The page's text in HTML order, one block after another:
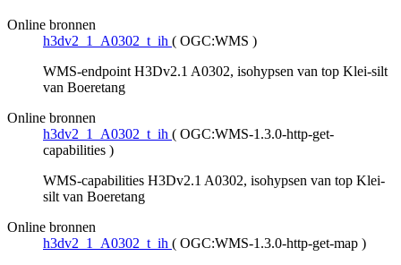
Online bronnen
h3dv2_1_A0302_t_ih ( OGC:WMS )
WMS-endpoint H3Dv2.1 A0302, isohypsen van top Klei-silt
van Boeretang
Online bronnen
h3dv2_1_A0302_t_ih ( OGC:WMS-1.3.0-http-get-
capabilities )
WMS-capabilities H3Dv2.1 A0302, isohypsen van top Klei-
silt van Boeretang
Online bronnen
h3dv2_1_A0302_t_ih ( OGC:WMS-1.3.0-http-get-map )